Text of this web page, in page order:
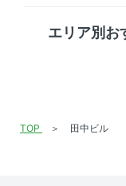
エリア別お
TOP 田中ビル